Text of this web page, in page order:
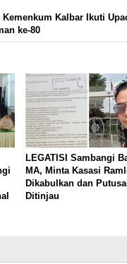
Kemenkum Kalbar Ikuti
ke-80
LEGATISI Sambangi
MA, Minta Kasasi
Dikabulkan dan
Ditinjau